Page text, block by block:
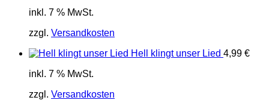
inkl. 7 % MwSt.
zzgl. Versandkosten
Hell klingt unser Lied 4,99 €
inkl. 7 % MwSt.
zzgl. Versandkosten